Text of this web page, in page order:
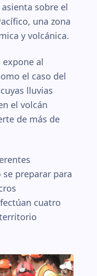
sobre el
una zona
y volcánica.
al
el caso del
lluvias
el volcán
de más de
preparar para
cuatro